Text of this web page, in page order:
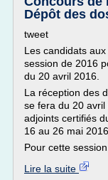
Dépôt des
tweet
Les candidats
session de 2016
du 20 avril 2016.
La réception des
se fera du 20
adjoints certifiés
16 au 26 mai 2016.
Pour cette
Lire la suite